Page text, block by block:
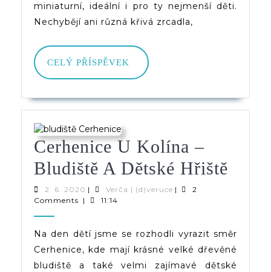
miniaturní, ideální i pro ty nejmenší děti.
Nechybějí ani různá křivá zrcadla,
CELÝ PŘÍSPĚVEK
CELÝ
PŘÍSPĚVEK
Cerhenice U Kolína –
Bludiště A Dětské Hřiště
–
2. 6. 2020 2.
6.
| Verča | (d)veruceVerča
|
2
Comments | 11:14
Na den dětí jsme se rozhodli vyrazit směr
Cerhenice, kde mají krásné velké dřevěné
bludiště a také velmi zajímavé dětské